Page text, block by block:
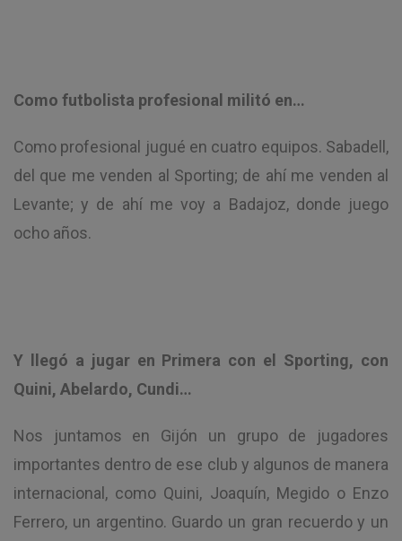
Como futbolista profesional militó en…
Como profesional jugué en cuatro equipos. Sabadell,
del que me venden al Sporting; de ahí me venden al
Levante; y de ahí me voy a Badajoz, donde juego
ocho años.
Y llegó a jugar en Primera con el Sporting, con
Quini, Abelardo, Cundi…
Nos juntamos en Gijón un grupo de jugadores
importantes dentro de ese club y algunos de manera
internacional, como Quini, Joaquín, Megido o Enzo
Ferrero, un argentino. Guardo un gran recuerdo y un